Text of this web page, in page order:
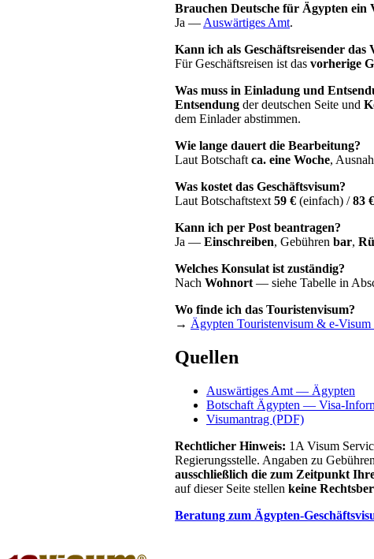
Brauchen Deutsche für Ägypten ein
Ja — Auswärtiges Amt.
Kann ich als Geschäftsreisender
Für Geschäftsreisen ist das vorherige
Was muss in Einladung und
Entsendung der deutschen Seite und
dem Einlader abstimmen.
Wie lange dauert die Bearbeitung?
Laut Botschaft ca. eine Woche,
Was kostet das Geschäftsvisum?
Laut Botschaftstext 59 € (einfach) /83 €
Kann ich per Post beantragen?
Ja — Einschreiben, Gebühren bar,
Welches Konsulat ist zuständig?
Nach Wohnort — siehe Tabelle in
Wo finde ich das Touristenvisum?
→ Ägypten Touristenvisum & e-Visum
Quellen
Auswärtiges Amt — Ägypten
Botschaft Ägypten — Visa-
Visumantrag (PDF)
Rechtlicher Hinweis: 1A Visum
Regierungsstelle. Angaben zu
ausschließlich die zum Zeitpunkt
auf dieser Seite stellen keine
Beratung zum Ägypten-